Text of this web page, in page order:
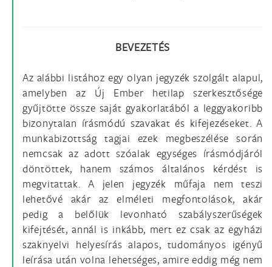
BEVEZETÉS
Az alábbi listához egy olyan jegyzék szolgált alapul,
amelyben az Új Ember hetilap szerkesztősége
gyűjtötte össze saját gyakorlatából a leggyakoribb
bizonytalan írásmódú szavakat és kifejezéseket. A
munkabizottság tagjai ezek megbeszélése során
nemcsak az adott szóalak egységes írásmódjáról
döntöttek, hanem számos általános kérdést is
megvitattak. A jelen jegyzék műfaja nem teszi
lehetővé akár az elméleti megfontolások, akár
pedig a belőlük levonható szabályszerűségek
kifejtését, annál is inkább, mert ez csak az egyházi
szaknyelvi helyesírás alapos, tudományos igényű
leírása után volna lehetséges, amire eddig még nem